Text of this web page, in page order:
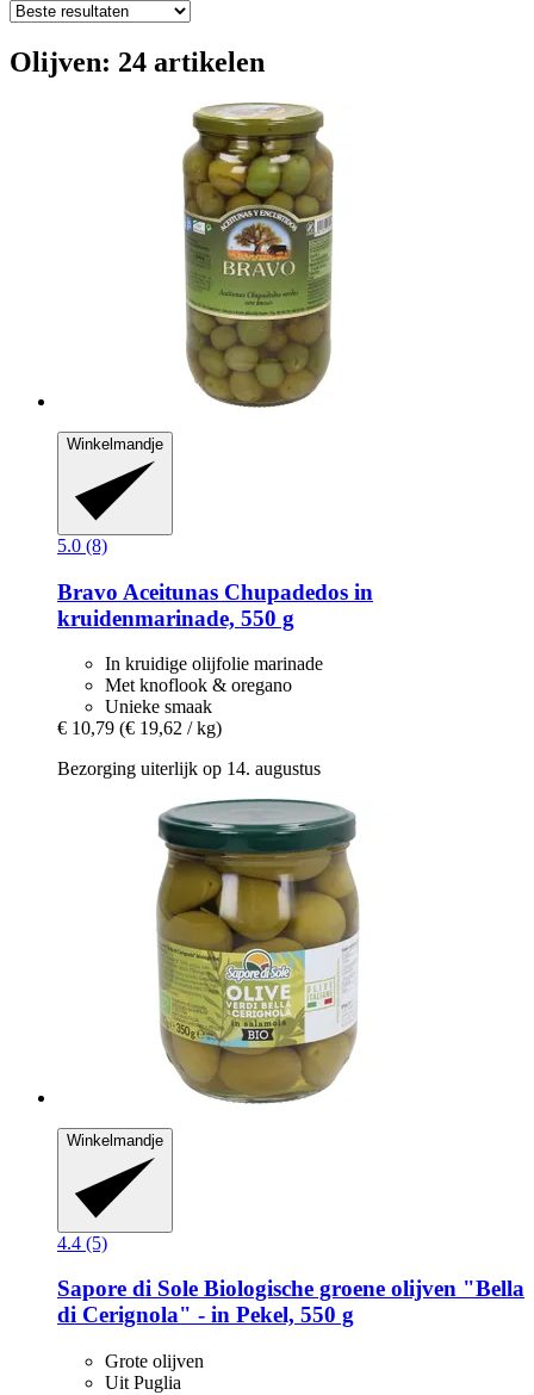
Olijven: 24 artikelen
Winkelmandje
5.0 (8)
Bravo Aceitunas Chupadedos in
kruidenmarinade, 550 g
In kruidige olijfolie marinade
Met knoflook & oregano
Unieke smaak
€ 10,79 (€ 19,62 / kg)
Bezorging uiterlijk op 14. augustus
Winkelmandje
4.4 (5)
Sapore di Sole Biologische groene olijven "Bella
di Cerignola" -​ in Pekel, 550 g
Grote olijven
Uit Puglia